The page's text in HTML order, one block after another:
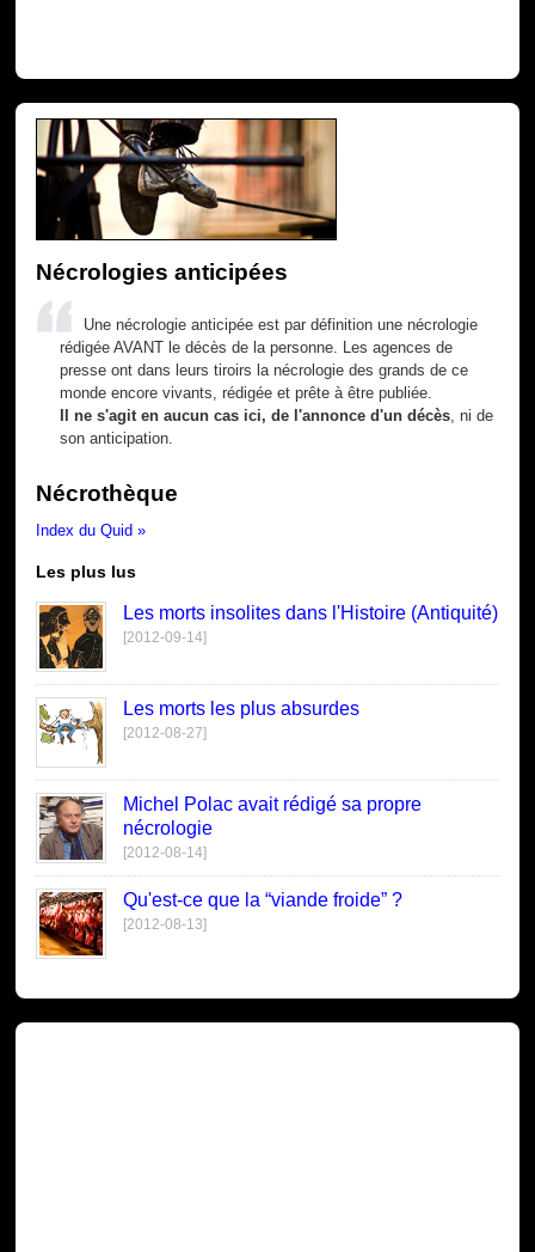
Nécrologies anticipées
Une nécrologie anticipée est par définition une nécrologie
rédigée AVANT le décès de la personne. Les agences de
presse ont dans leurs tiroirs la nécrologie des grands de ce
monde encore vivants, rédigée et prête à être publiée.
Il ne s'agit en aucun cas ici, de l'annonce d'un décès , ni de
son anticipation.
Nécrothèque
Index du Quid »
Les plus lus
Les morts insolites dans l'Histoire (Antiquité)
[2012-09-14]
Les morts les plus absurdes
[2012-08-27]
Michel Polac avait rédigé sa propre
nécrologie
[2012-08-14]
Qu'est-ce que la “viande froide” ?
[2012-08-13]